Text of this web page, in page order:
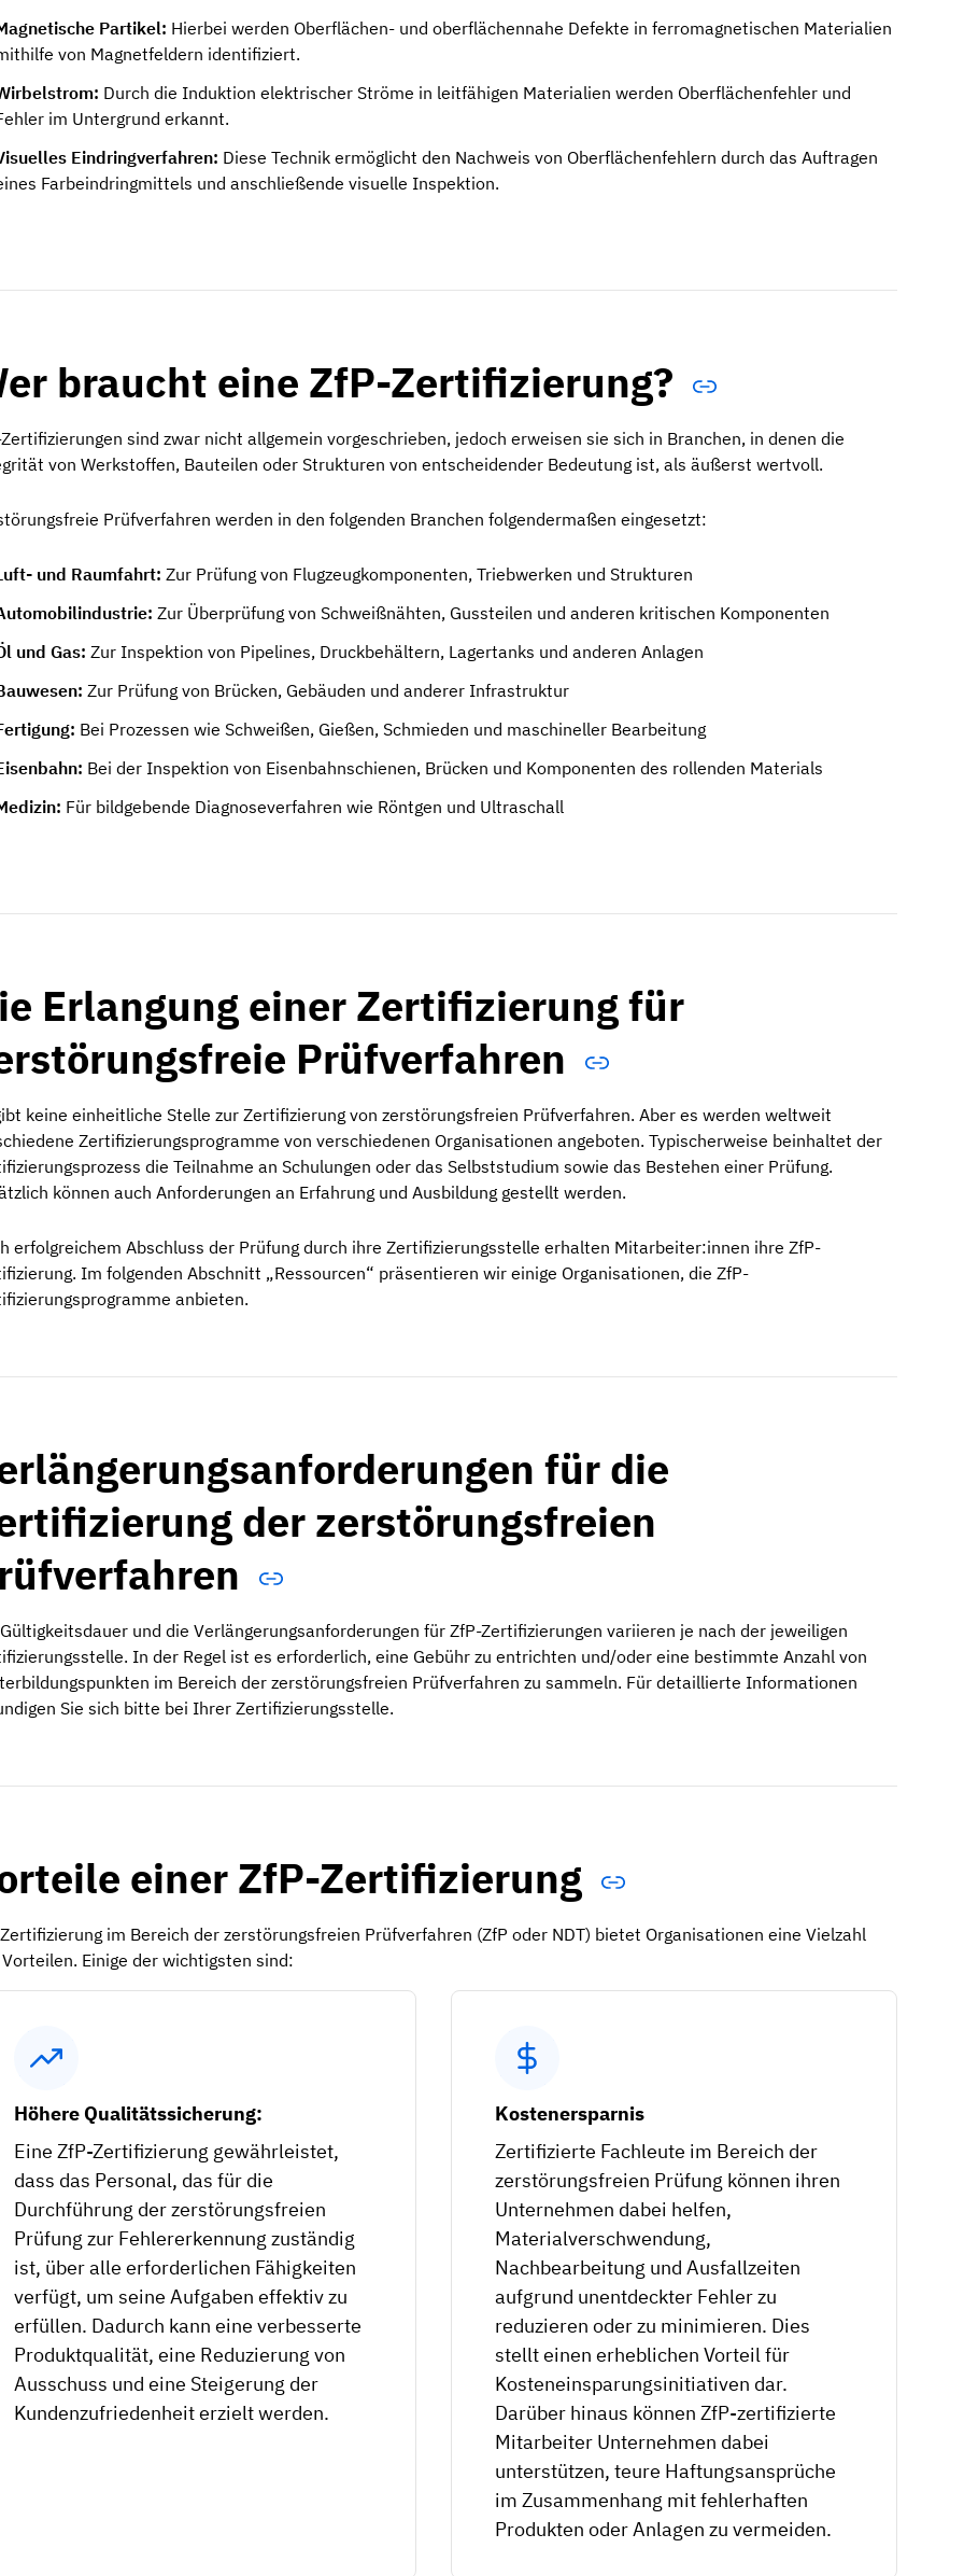
Partikel: Hierbei werden Oberflächen- und oberflächennahe Defekte in ferromagnetischen Materialien
von Magnetfeldern identifiziert.
Durch die Induktion elektrischer Ströme in leitfähigen Materialien werden Oberflächenfehler und
im Untergrund erkannt.
Eindringverfahren: Diese Technik ermöglicht den Nachweis von Oberflächenfehlern durch das Auftragen
Farbeindringmittels und anschließende visuelle Inspektion.
braucht eine ZfP-Zertifizierung?
sind zwar nicht allgemein vorgeschrieben, jedoch erweisen sie sich in Branchen, in denen die
von Werkstoffen, Bauteilen oder Strukturen von entscheidender Bedeutung ist, als äußerst wertvoll.
Prüfverfahren werden in den folgenden Branchen folgendermaßen eingesetzt:
und Raumfahrt: Zur Prüfung von Flugzeugkomponenten, Triebwerken und Strukturen
Zur Überprüfung von Schweißnähten, Gussteilen und anderen kritischen Komponenten
und Gas: Zur Inspektion von Pipelines, Druckbehältern, Lagertanks und anderen Anlagen
Zur Prüfung von Brücken, Gebäuden und anderer Infrastruktur
Bei Prozessen wie Schweißen, Gießen, Schmieden und maschineller Bearbeitung
Bei der Inspektion von Eisenbahnschienen, Brücken und Komponenten des rollenden Materials
Für bildgebende Diagnoseverfahren wie Röntgen und Ultraschall
Erlangung einer Zertifizierung für
Prüfverfahren
keine einheitliche Stelle zur Zertifizierung von zerstörungsfreien Prüfverfahren. Aber es werden weltweit
Zertifizierungsprogramme von verschiedenen Organisationen angeboten. Typischerweise beinhaltet der
die Teilnahme an Schulungen oder das Selbststudium sowie das Bestehen einer Prüfung.
können auch Anforderungen an Erfahrung und Ausbildung gestellt werden.
erfolgreichem Abschluss der Prüfung durch ihre Zertifizierungsstelle erhalten Mitarbeiter:innen ihre ZfP-
Im folgenden Abschnitt „Ressourcen“ präsentieren wir einige Organisationen, die ZfP-
anbieten.
für die
der zerstörungsfreien
und die Verlängerungsanforderungen für ZfP-Zertifizierungen variieren je nach der jeweiligen
In der Regel ist es erforderlich, eine Gebühr zu entrichten und/oder eine bestimmte Anzahl von
im Bereich der zerstörungsfreien Prüfverfahren zu sammeln. Für detaillierte Informationen
Sie sich bitte bei Ihrer Zertifizierungsstelle.
einer ZfP-Zertifizierung
im Bereich der zerstörungsfreien Prüfverfahren (ZfP oder NDT) bietet Organisationen eine Vielzahl
Einige der wichtigsten sind:
Höhere Qualitätssicherung:
Eine ZfP-Zertifizierung gewährleistet,
dass das Personal, das für die
Durchführung der zerstörungsfreien
Prüfung zur Fehlererkennung zuständig
ist, über alle erforderlichen Fähigkeiten
verfügt, um seine Aufgaben effektiv zu
erfüllen. Dadurch kann eine verbesserte
Produktqualität, eine Reduzierung von
Ausschuss und eine Steigerung der
Kundenzufriedenheit erzielt werden.
Kostenersparnis
Zertifizierte Fachleute im Bereich der
zerstörungsfreien Prüfung können ihren
Unternehmen dabei helfen,
Materialverschwendung,
Nachbearbeitung und Ausfallzeiten
aufgrund unentdeckter Fehler zu
reduzieren oder zu minimieren. Dies
stellt einen erheblichen Vorteil für
Kosteneinsparungsinitiativen dar.
Darüber hinaus können ZfP-zertifizierte
Mitarbeiter Unternehmen dabei
unterstützen, teure Haftungsansprüche
im Zusammenhang mit fehlerhaften
Produkten oder Anlagen zu vermeiden.